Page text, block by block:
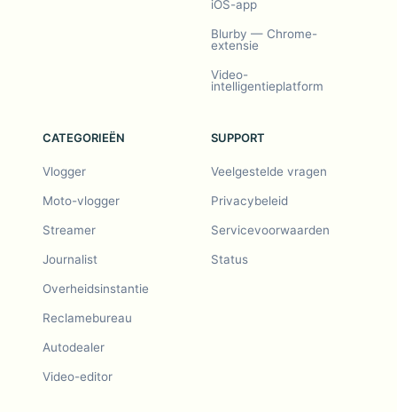
iOS-app
Blurby — Chrome-
extensie
Video-
intelligentieplatform
CATEGORIEËN
Vlogger
Moto-vlogger
Streamer
Journalist
Overheidsinstantie
Reclamebureau
Autodealer
Video-editor
SUPPORT
Veelgestelde vragen
Privacybeleid
Servicevoorwaarden
Status